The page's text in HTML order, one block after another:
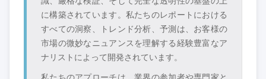
に構築されています。私たちのレポートにおける
すべての洞察、トレンド分析、予測は、お客様の
市場の微妙なニュアンスを理解する経験豊富なア
ナリストによって開発されています。